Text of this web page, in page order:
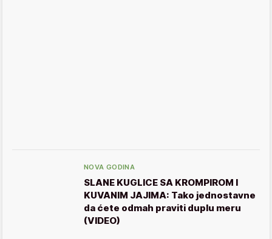
NOVA GODINA
SLANE KUGLICE SA KROMPIROM I
KUVANIM JAJIMA: Tako jednostavne
da ćete odmah praviti duplu meru
(VIDEO)